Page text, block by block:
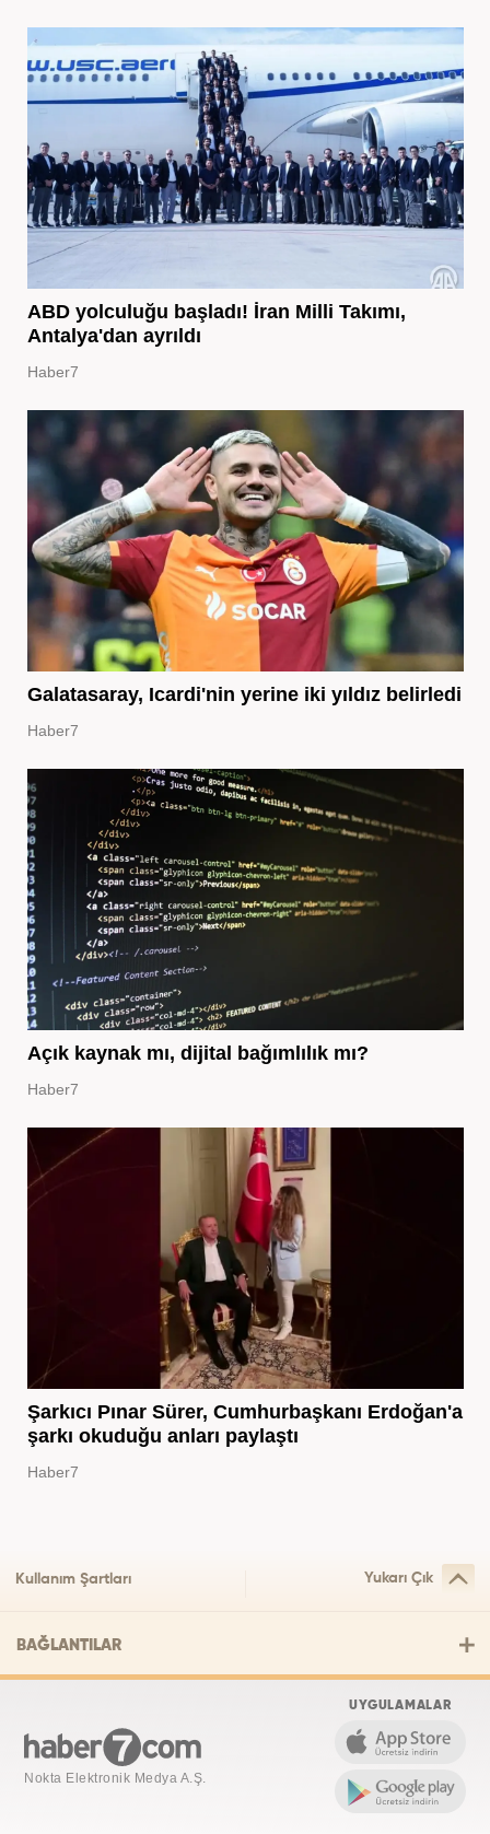
ABD yolculuğu başladı! İran Milli Takımı,
Antalya'dan ayrıldı
Haber7
Galatasaray, Icardi'nin yerine iki yıldız belirledi
Haber7
Açık kaynak mı, dijital bağımlılık mı?
Haber7
Şarkıcı Pınar Sürer, Cumhurbaşkanı Erdoğan'a
şarkı okuduğu anları paylaştı
Haber7
Kullanım Şartları Yukarı Çık
BAĞLANTILAR
Nokta Elektronik Medya A.Ş.
UYGULAMALAR